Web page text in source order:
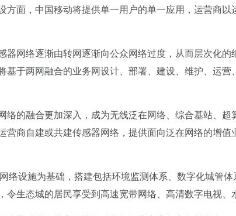
方面，中国移动将提供单一用户的单一应用，运营商以
网络逐渐由转网逐渐向公众网络过度，从而层次化的
于两网融合的业务网设计、部署、建设、维护、运营
的融合更加深入，成为无线泛在网络、综合基站、超
商自建或共建传感器网络，提供面向泛在网络的增值
设施为基础，搭建包括环境监测体系、数字化城管体
生态城的居民享受到高速宽带网络、高清数字电视、